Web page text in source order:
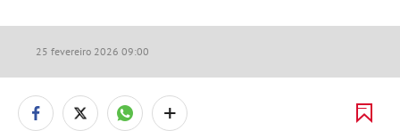
25 fevereiro 2026 09:00
+